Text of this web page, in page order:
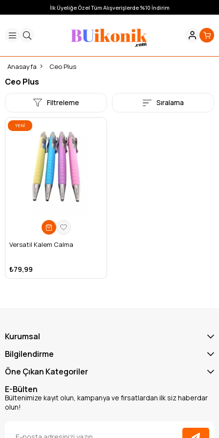
İlk Üyeliğe Özel Tüm Alışverişlerde %10 İndirim
Anasayfa Ceo Plus
Ceo Plus
Filtreleme Sıralama
Versatil Kalem Calma
₺79,99
YENI
Kurumsal
Bilgilendirme
Öne Çıkan Kategoriler
E-Bülten
Bültenimize kayıt olun, kampanya ve fırsatlardan ilk siz haberdar
olun!